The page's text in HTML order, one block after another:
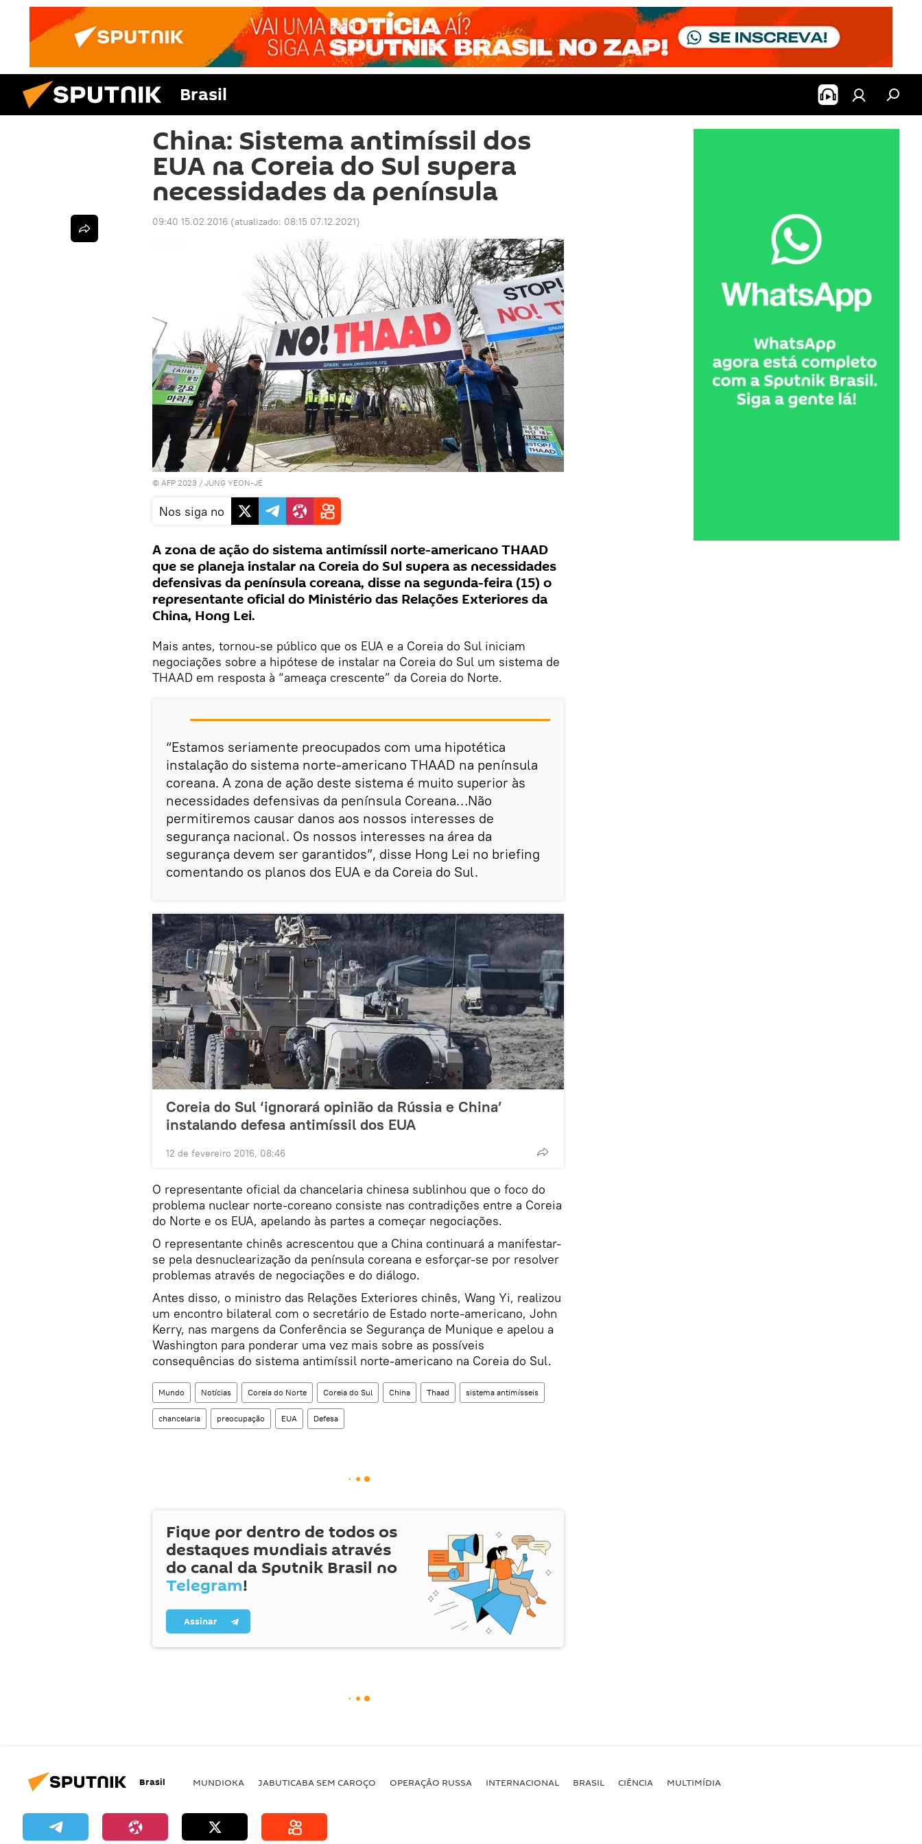
Brasil
China: Sistema antimíssil dos
EUA na Coreia do Sul supera
necessidades da península
09:40 15.02.2016 (atualizado: 08:15 07.12.2021)
© AFP 2023 / JUNG YEON-JE
Nos siga no
A zona de ação do sistema antimíssil norte-americano THAAD
que se planeja instalar na Coreia do Sul supera as necessidades
defensivas da península coreana, disse na segunda-feira (15) o
representante oficial do Ministério das Relações Exteriores da
China, Hong Lei.
Mais antes, tornou-se público que os EUA e a Coreia do Sul iniciam
negociações sobre a hipótese de instalar na Coreia do Sul um sistema de
THAAD em resposta à “ameaça crescente” da Coreia do Norte.
“Estamos seriamente preocupados com uma hipotética
instalação do sistema norte-americano THAAD na península
coreana. A zona de ação deste sistema é muito superior às
necessidades defensivas da península Coreana…Não
permitiremos causar danos aos nossos interesses de
segurança nacional. Os nossos interesses na área da
segurança devem ser garantidos”, disse Hong Lei no briefing
comentando os planos dos EUA e da Coreia do Sul.
Coreia do Sul ‘ignorará opinião da Rússia e China’
instalando defesa antimíssil dos EUA
12 de fevereiro 2016, 08:46
O representante oficial da chancelaria chinesa sublinhou que o foco do
problema nuclear norte-coreano consiste nas contradições entre a Coreia
do Norte e os EUA, apelando às partes a começar negociações.
O representante chinês acrescentou que a China continuará a manifestar-
se pela desnuclearização da península coreana e esforçar-se por resolver
problemas através de negociações e do diálogo.
Antes disso, o ministro das Relações Exteriores chinês, Wang Yi, realizou
um encontro bilateral com o secretário de Estado norte-americano, John
Kerry, nas margens da Conferência se Segurança de Munique e apelou a
Washington para ponderar uma vez mais sobre as possíveis
consequências do sistema antimíssil norte-americano na Coreia do Sul.
Mundo Notícias Coreia do Norte Coreia do Sul China Thaad sistema antimísseis
chancelaria preocupação EUA Defesa
Fique por dentro de todos os
destaques mundiais através
do canal da Sputnik Brasil no
Telegram!
Assinar
Brasil MUNDIOKA JABUTICABA SEM CAROÇO OPERAÇÃO RUSSA INTERNACIONAL BRASIL CIÊNCIA MULTIMÍDIA